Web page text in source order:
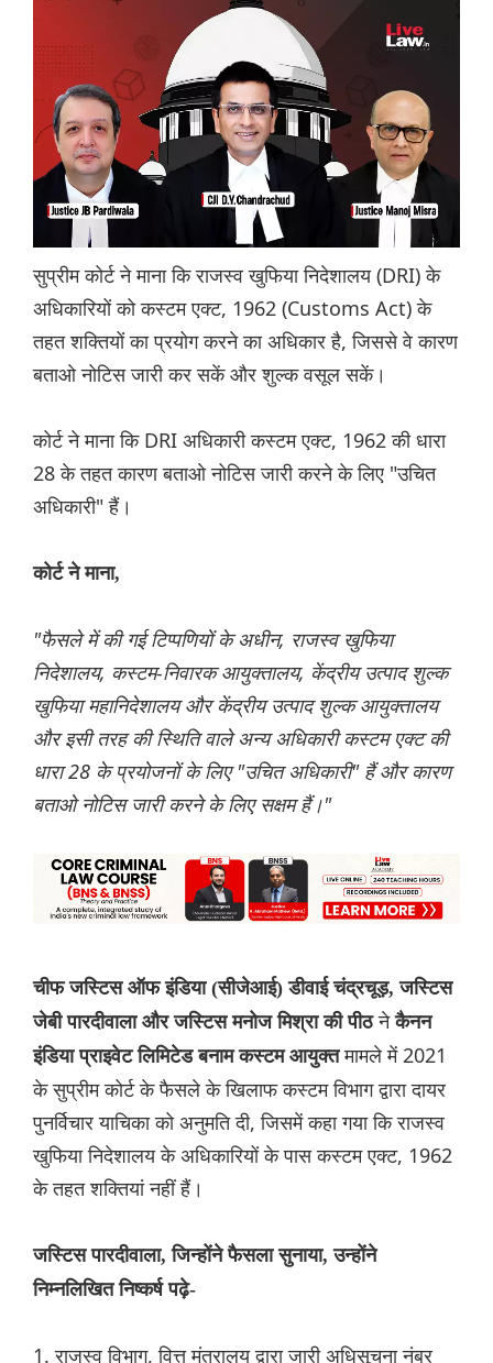
सुप्रीम कोर्ट ने माना कि राजस्व खुफिया निदेशालय (DRI) के
अधिकारियों को कस्टम एक्ट, 1962 (Customs Act) के
तहत शक्तियों का प्रयोग करने का अधिकार है, जिससे वे कारण
बताओ नोटिस जारी कर सकें और शुल्क वसूल सकें।
कोर्ट ने माना कि DRI अधिकारी कस्टम एक्ट, 1962 की धारा
28 के तहत कारण बताओ नोटिस जारी करने के लिए "उचित
अधिकारी" हैं।
कोर्ट ने माना,
"फैसले में की गई टिप्पणियों के अधीन, राजस्व खुफिया
निदेशालय, कस्टम-निवारक आयुक्तालय, केंद्रीय उत्पाद शुल्क
खुफिया महानिदेशालय और केंद्रीय उत्पाद शुल्क आयुक्तालय
और इसी तरह की स्थिति वाले अन्य अधिकारी कस्टम एक्ट की
धारा 28 के प्रयोजनों के लिए "उचित अधिकारी" हैं और कारण
बताओ नोटिस जारी करने के लिए सक्षम हैं।"
चीफ जस्टिस ऑफ इंडिया (सीजेआई) डीवाई चंद्रचूड़, जस्टिस
जेबी पारदीवाला और जस्टिस मनोज मिश्रा की पीठनेकैनन
इंडिया प्राइवेट लिमिटेड बनाम कस्टम आयुक्तमामले में 2021
के सुप्रीम कोर्ट के फैसले के खिलाफ कस्टम विभाग द्वारा दायर
पुनर्विचार याचिका को अनुमति दी, जिसमें कहा गया कि राजस्व
खुफिया निदेशालय के अधिकारियों के पास कस्टम एक्ट, 1962
के तहत शक्तियां नहीं हैं।
जस्टिस पारदीवाला, जिन्होंने फैसला सुनाया, उन्होंने
निम्नलिखित निष्कर्ष पढ़े-
1. राजस्व विभाग, वित्त मंत्रालय द्वारा जारी अधिसूचना नंबर